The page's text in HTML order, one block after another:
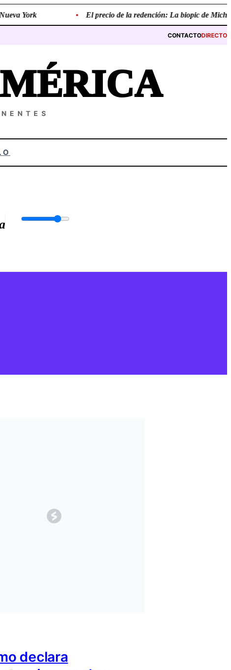
York El precio de la redención: La biopic de
CONTACTODIRECTO
declara